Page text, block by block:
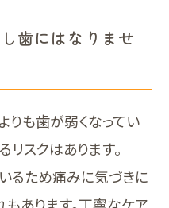
歯にはなりませ
も歯が弱くなってい
リスクはあります。
るため痛みに気づきに